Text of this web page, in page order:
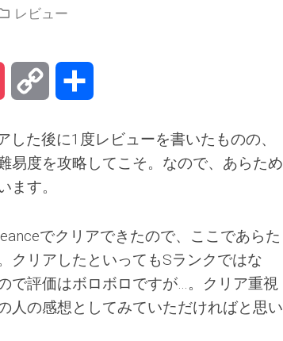
レビュー
Pocket Copy
た後に1度レビューを書いたものの、
易度を攻略してこそ。なので、あらため
ます。
でクリアできたので、ここであらた
クリアしたといってもSランクではな
で評価はボロボロですが…。クリア重視
人の感想としてみていただければと思い